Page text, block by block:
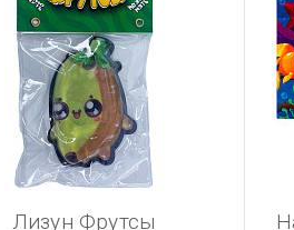
Лизун Фрутсы